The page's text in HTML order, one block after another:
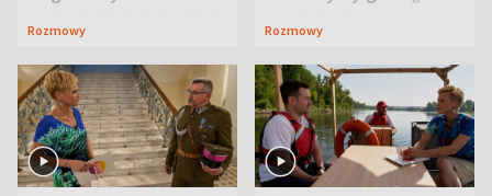
Waligórskiej-Lisieckiej.
Rozmowy
Maciusiu I”
Rozmowy